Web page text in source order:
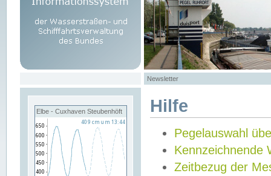
Newsletter
Elbe - Cuxhaven Steubenhöft Hilfe
Pegelauswahl
Kennzeichnende
Zeitbezug der